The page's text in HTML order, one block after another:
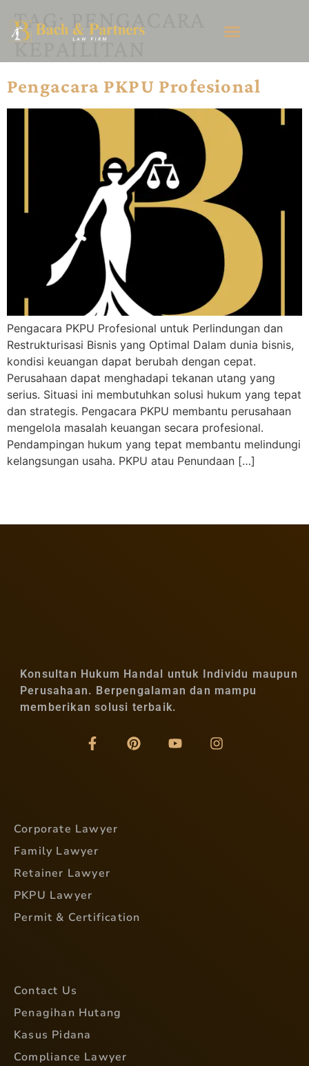
TAG: PENGACARA
KEPAILITAN
Pengacara PKPU Profesional
Pengacara PKPU Profesional untuk Perlindungan dan
Restrukturisasi Bisnis yang Optimal Dalam dunia bisnis,
kondisi keuangan dapat berubah dengan cepat.
Perusahaan dapat menghadapi tekanan utang yang
serius. Situasi ini membutuhkan solusi hukum yang tepat
dan strategis. Pengacara PKPU membantu perusahaan
mengelola masalah keuangan secara profesional.
Pendampingan hukum yang tepat membantu melindungi
kelangsungan usaha. PKPU atau Penundaan […]
Konsultan Hukum Handal untuk Individu maupun
Perusahaan. Berpengalaman dan mampu
memberikan solusi terbaik.
Corporate Lawyer
Family Lawyer
Retainer Lawyer
PKPU Lawyer
Permit & Certification
Contact Us
Penagihan Hutang
Kasus Pidana
Compliance Lawyer